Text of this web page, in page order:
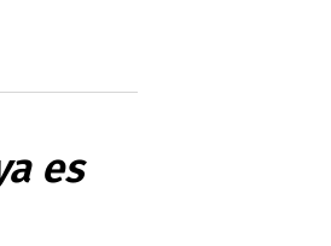
es